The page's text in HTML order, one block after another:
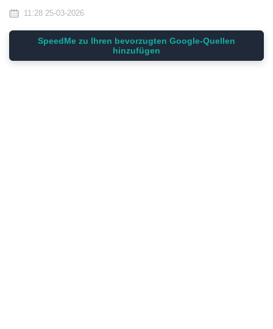
11:28 25-03-2026
SpeedMe zu Ihren bevorzugten Google-Quellen
hinzufügen